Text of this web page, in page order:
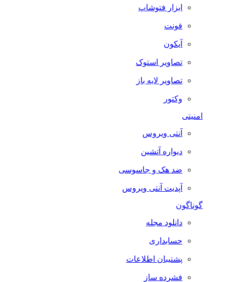
ابزار فتوشاپ
فونت
آیکون
تصاویر استوک
تصاویر لایه باز
وکتور
امنیتی
آنتی ویروس
دیواره آتشین
ضد هک و جاسوسی
آپدیت آنتی ویروس
گوناگون
دانلود مجله
حسابداری
پشتیبان اطلاعات
فشرده ساز